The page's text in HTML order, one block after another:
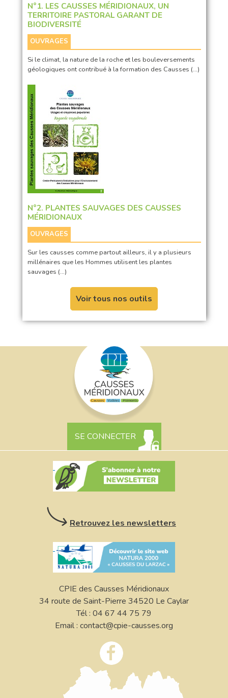
N°1. LES CAUSSES MÉRIDIONAUX, UN
TERRITOIRE PASTORAL GARANT DE
BIODIVERSITÉ
OUVRAGES
Si le climat, la nature de la roche et les bouleversements
géologiques ont contribué à la formation des Causses (…)
N°2. PLANTES SAUVAGES DES CAUSSES
MÉRIDIONAUX
OUVRAGES
Sur les causses comme partout ailleurs, il y a plusieurs
millénaires que les Hommes utilisent les plantes
sauvages (…)
Voir tous nos outils
SE CONNECTER
Retrouvez les newsletters
CPIE des Causses Méridionaux
34 route de Saint-Pierre 34520 Le Caylar
Tél : 04 67 44 75 79
Email : contact@cpie-causses.org